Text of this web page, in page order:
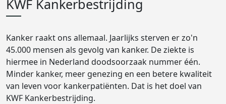
KWF Kankerbestrijding
Kanker raakt ons allemaal. Jaarlijks sterven er zo'n
45.000 mensen als gevolg van kanker. De ziekte is
hiermee in Nederland doodsoorzaak nummer één.
Minder kanker, meer genezing en een betere kwaliteit
van leven voor kankerpatiënten. Dat is het doel van
KWF Kankerbestrijding.